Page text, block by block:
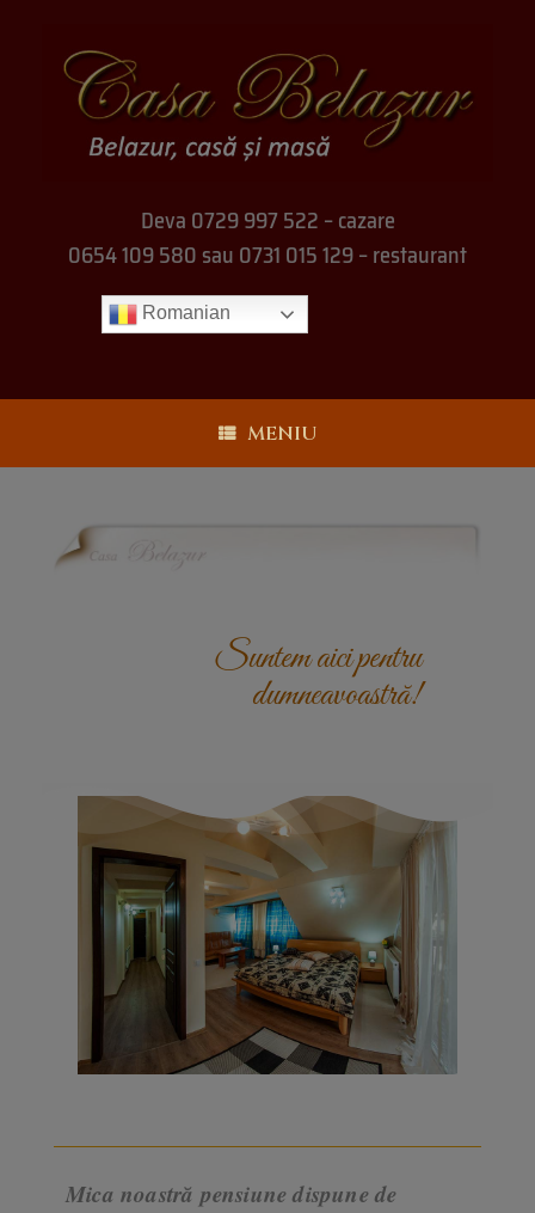
Deva 0729 997 522 – cazare
0654 109 580 sau 0731 015 129 – restaurant
Romanian
MENIU
Suntem aici pentru
dumneavoastră!
Mica noastră pensiune dispune de